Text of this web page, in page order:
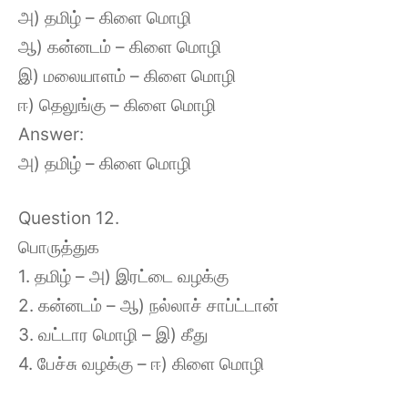
அ) தமிழ் – கிளை மொழி
ஆ) கன்னடம் – கிளை மொழி
இ) மலையாளம் – கிளை மொழி
ஈ) தெலுங்கு – கிளை மொழி
Answer:
அ) தமிழ் – கிளை மொழி
Question 12.
பொருத்துக
1. தமிழ் – அ) இரட்டை வழக்கு
2. கன்னடம் – ஆ) நல்லாச் சாப்ட்டான்
3. வட்டார மொழி – இ) கீது
4. பேச்சு வழக்கு – ஈ) கிளை மொழி